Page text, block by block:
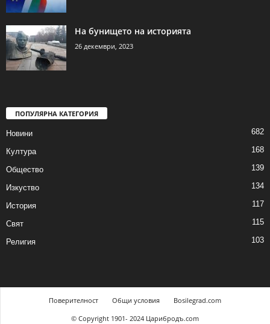
На бунището на историята
26 декември, 2023
ПОПУЛЯРНА КАТЕГОРИЯ
Новини 682
Култура 168
Общество 139
Изкуство 134
История 117
Свят 115
Религия 103
Поверителност Общи условия
Bosilegrad.com
© Copyright 1901- 2024 Царибродъ.com